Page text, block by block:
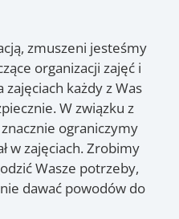
zmuszeni jesteśmy
organizacji zajęć i
każdy z Was
W związku z
ograniczymy
w zajęciach. Zrobimy
Wasze potrzeby,
dawać powodów do